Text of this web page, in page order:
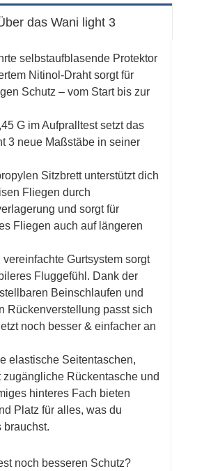
das Wani light 3
selbstaufblasende Protektor
Nitinol-Draht sorgt für
Schutz – vom Start bis zur
G im Aufpralltest setzt das
3 neue Maßstäbe in seiner
Sitzbrett unterstützt dich
Fliegen durch
und sorgt für
Fliegen auch auf längeren
vereinfachte Gurtsystem sorgt
Fluggefühl. Dank der
Beinschlaufen und
Rückenverstellung passt sich
noch besser & einfacher an
elastische Seitentaschen,
zugängliche Rückentasche und
hinteres Fach bieten
Platz für alles, was du
brauchst.
noch besseren Schutz?